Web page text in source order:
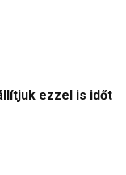
ezzel is időt